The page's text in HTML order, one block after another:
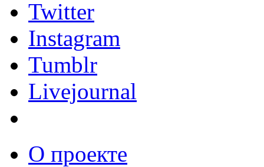
Twitter
Instagram
Tumblr
Livejournal
О проекте